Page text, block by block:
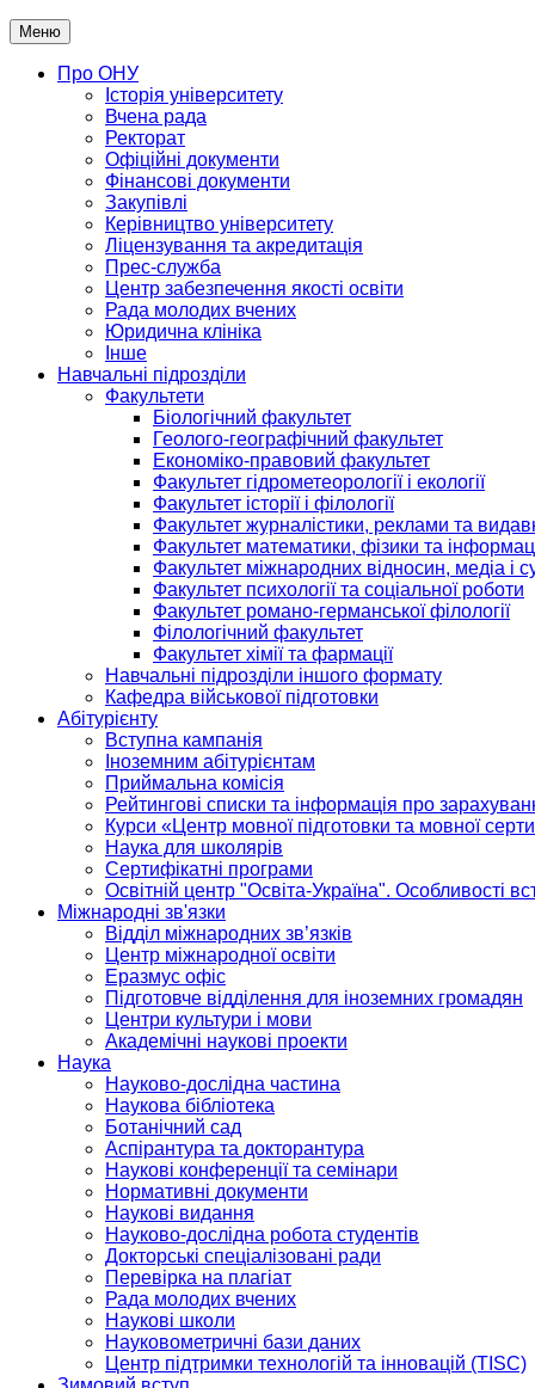
Меню
Про ОНУ
Історія університету
Вчена рада
Ректорат
Офіційні документи
Фінансові документи
Закупівлі
Керівництво університету
Ліцензування та акредитація
Прес-служба
Центр забезпечення якості освіти
Рада молодих вчених
Юридична клініка
Інше
Навчальні підрозділи
Факультети
Біологічний факультет
Геолого-географічний факультет
Економіко-правовий факультет
Факультет гідрометеорології і екології
Факультет історії і філології
Факультет журналістики, реклами та
Факультет математики, фізики та
Факультет міжнародних відносин, медіа і
Факультет психології та соціальної роботи
Факультет романо-германської філології
Філологічний факультет
Факультет хімії та фармації
Навчальні підрозділи іншого формату
Кафедра військової підготовки
Абітурієнту
Вступна кампанія
Іноземним абітурієнтам
Приймальна комісія
Рейтингові списки та інформація про
Курси «Центр мовної підготовки та мовної
Наука для школярів
Сертифікатні програми
Освітній центр "Освіта-Україна". Особливості
Міжнародні зв'язки
Відділ міжнародних зв’язків
Центр міжнародної освіти
Еразмус офіс
Підготовче відділення для іноземних громадян
Центри культури і мови
Академічні наукові проекти
Наука
Науково-дослідна частина
Наукова бібліотека
Ботанічний сад
Аспірантура та докторантура
Наукові конференції та семінари
Нормативні документи
Наукові видання
Науково-дослідна робота студентів
Докторські спеціалізовані ради
Перевірка на плагіат
Рада молодих вчених
Наукові школи
Науковометричні бази даних
Центр підтримки технологій та інновацій (TISC)